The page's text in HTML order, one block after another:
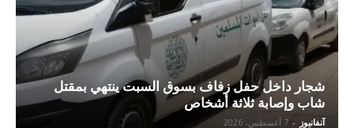
شجار داخل حفل زفاف بسوق السبت ينتهي بمقتل
شاب وإصابة ثلاثة أشخاص
آنفانيوز - 7 أغسطس، 2026